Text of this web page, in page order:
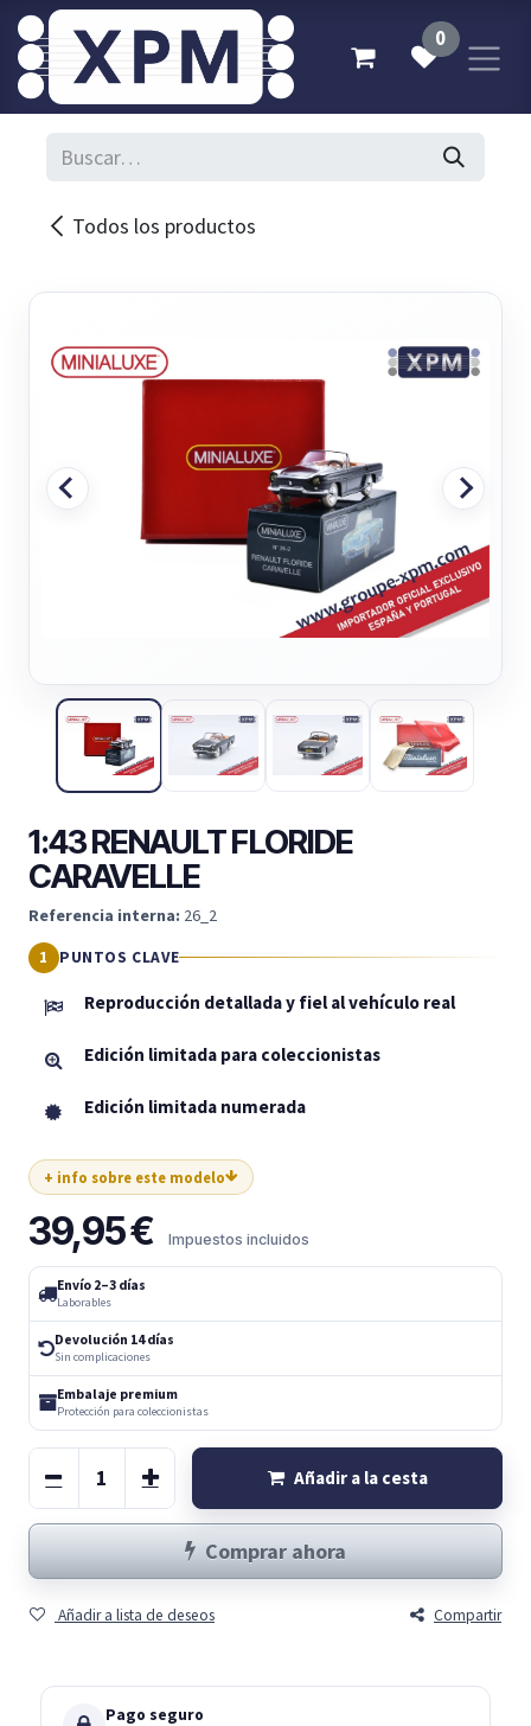
Ir al contenido
0
Todos los productos
1:43 RENAULT FLORIDE
CARAVELLE
Referencia interna: 26_2
PUNTOS CLAVE
Reproducción detallada y fiel al vehículo real
Edición limitada para coleccionistas
Edición limitada numerada
+ info sobre este modelo
39,95€ Impuestos incluidos
Envío 2–3 días
Laborables
Devolución 14 días
Sin complicaciones
Embalaje premium
Protección para coleccionistas
Añadir a la cesta
Comprar ahora
Añadir a lista de deseos Compartir
Pago seguro